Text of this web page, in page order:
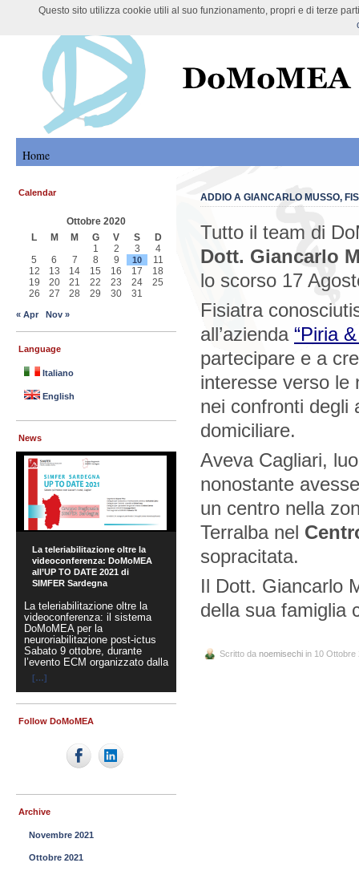
DoMoMEA Project
Home
ADDIO A GIANCARLO MUSSO,
Tutto il team di
Dott. Giancarlo
lo scorso 17
Fisiatra
all’azienda “Piria
partecipare e a
interesse verso le
nei confronti degli
domiciliare.
Aveva Cagliari,
nonostante
un centro nella
Terralba nel
sopracitata.
Il Dott. Giancarlo
della sua famiglia
Scritto da noemisechi in 10 Ottobre
Calendar
Ottobre 2020
L
M M G V S
D
1
2 3
4
5
6 7 8 9 10
11
12
13 14 15 16 17
18
19
20 21 22 23 24
25
26
27 28 29 30 31
« Apr Nov »
Language
Italiano
English
News
La teleriabilitazione oltre la
videoconferenza: DoMoMEA
all’UP TO DATE 2021 di
SIMFER Sardegna
La teleriabilitazione oltre la
videoconferenza: il sistema
DoMoMEA per la
neuroriabilitazione post-ictus
Sabato 9 ottobre, durante
l’evento ECM organizzato dalla
[…]
Follow DoMoMEA
Archive
Novembre 2021
Ottobre 2021
Questo sito utilizza cookie utili al suo funzionamento, propri e di terze